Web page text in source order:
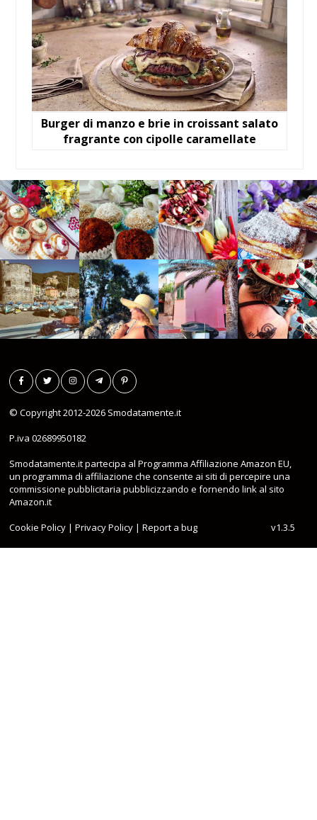
Burger di manzo e brie in croissant salato
fragrante con cipolle caramellate
© Copyright 2012-2026 Smodatamente.it
P.iva 02689950182
Smodatamente.it partecipa al Programma Affiliazione Amazon EU,
un programma di affiliazione che consente ai siti di percepire una
commissione pubblicitaria pubblicizzando e fornendo link al sito
Amazon.it
Cookie Policy |Privacy Policy |Report a bug v1.3.5